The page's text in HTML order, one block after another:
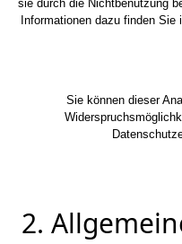
sie durch die Nichtbenutzung
Informationen dazu finden
Sie können dieser
2.